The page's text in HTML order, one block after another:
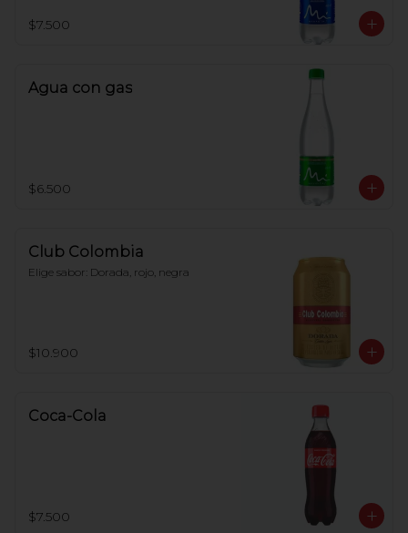
$7.500
Agua con gas
$6.500
Club Colombia
Elige sabor: Dorada, rojo, negra
$10.900
Coca-Cola
$7.500